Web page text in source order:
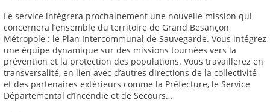
Le service intégrera prochainement une nouvelle mission qui
concernera l’ensemble du territoire de Grand Besançon
Métropole : le Plan Intercommunal de Sauvegarde. Vous intégrez
une équipe dynamique sur des missions tournées vers la
prévention et la protection des populations. Vous travaillerez en
transversalité, en lien avec d’autres directions de la collectivité
et des partenaires extérieurs comme la Préfecture, le Service
Départemental d’Incendie et de Secours…